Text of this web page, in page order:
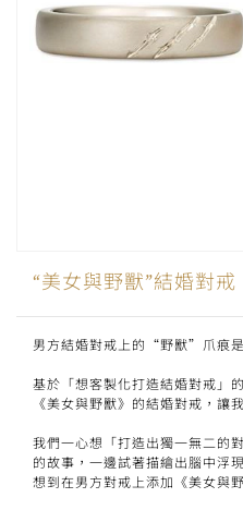
“美女與野獸”結婚對戒
男方結婚對戒上的“野獸”爪痕
基於「想客製化打造結婚對戒」
《美女與野獸》的結婚對戒，讓
我們一心想「打造出獨一無二的
的故事，一邊試著描繪出腦中浮
想到在男方對戒上添加《美女與